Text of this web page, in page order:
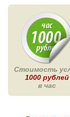
Стоимость
1000 рублей
в час